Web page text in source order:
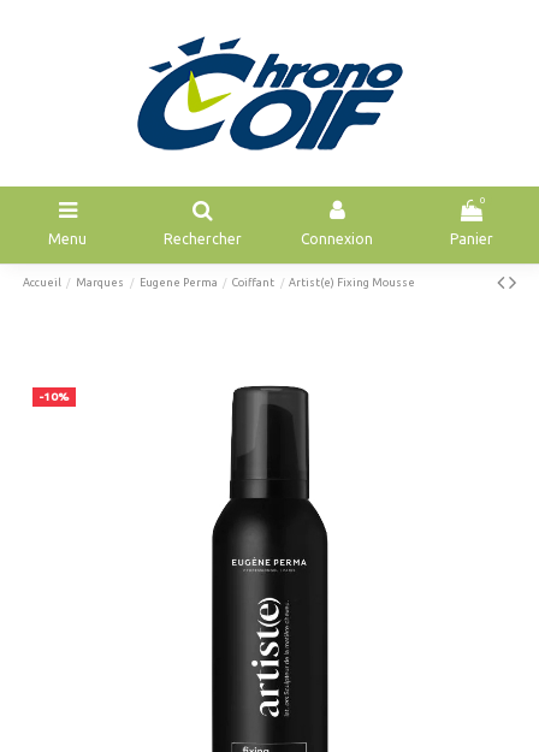
Menu Rechercher Connexion
0
Panier
Accueil Marques Eugene Perma Coiffant Artist(e) Fixing Mousse
-10%